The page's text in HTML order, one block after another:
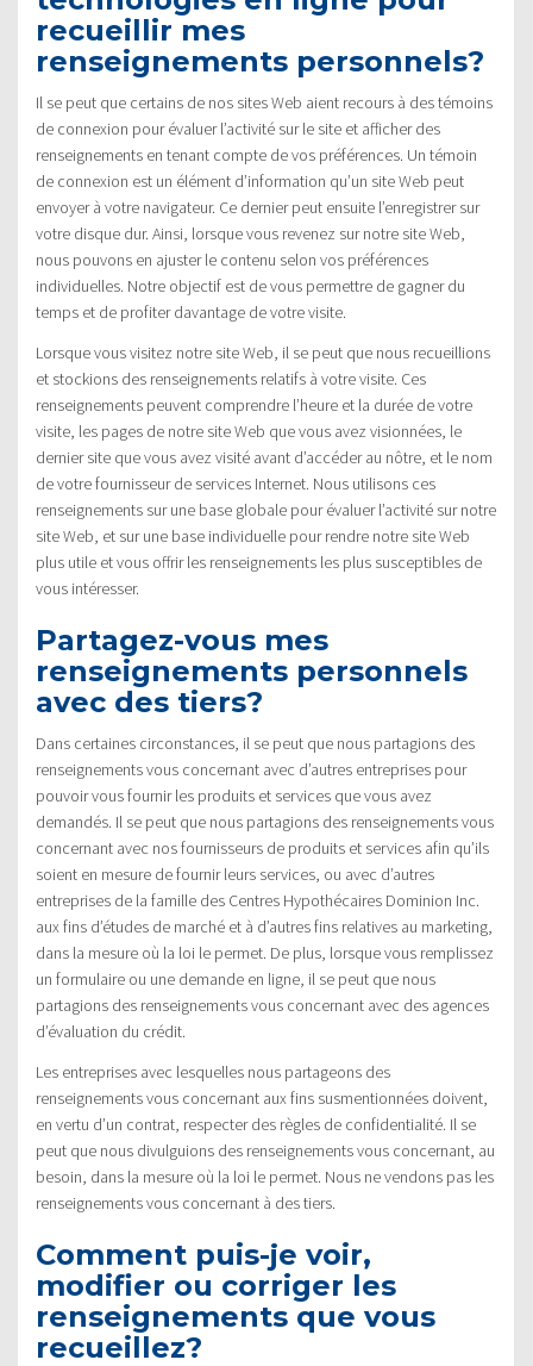
recueillir mes
renseignements personnels?
Il se peut que certains de nos sites Web aient recours à des témoins
de connexion pour évaluer l’activité sur le site et afficher des
renseignements en tenant compte de vos préférences. Un témoin
de connexion est un élément d’information qu’un site Web peut
envoyer à votre navigateur. Ce dernier peut ensuite l’enregistrer sur
votre disque dur. Ainsi, lorsque vous revenez sur notre site Web,
nous pouvons en ajuster le contenu selon vos préférences
individuelles. Notre objectif est de vous permettre de gagner du
temps et de profiter davantage de votre visite.
Lorsque vous visitez notre site Web, il se peut que nous recueillions
et stockions des renseignements relatifs à votre visite. Ces
renseignements peuvent comprendre l’heure et la durée de votre
visite, les pages de notre site Web que vous avez visionnées, le
dernier site que vous avez visité avant d’accéder au nôtre, et le nom
de votre fournisseur de services Internet. Nous utilisons ces
renseignements sur une base globale pour évaluer l’activité sur notre
site Web, et sur une base individuelle pour rendre notre site Web
plus utile et vous offrir les renseignements les plus susceptibles de
vous intéresser.
Partagez-vous mes
renseignements personnels
avec des tiers?
Dans certaines circonstances, il se peut que nous partagions des
renseignements vous concernant avec d’autres entreprises pour
pouvoir vous fournir les produits et services que vous avez
demandés. Il se peut que nous partagions des renseignements vous
concernant avec nos fournisseurs de produits et services afin qu’ils
soient en mesure de fournir leurs services, ou avec d’autres
entreprises de la famille des Centres Hypothécaires Dominion Inc.
aux fins d’études de marché et à d’autres fins relatives au marketing,
dans la mesure où la loi le permet. De plus, lorsque vous remplissez
un formulaire ou une demande en ligne, il se peut que nous
partagions des renseignements vous concernant avec des agences
d’évaluation du crédit.
Les entreprises avec lesquelles nous partageons des
renseignements vous concernant aux fins susmentionnées doivent,
en vertu d’un contrat, respecter des règles de confidentialité. Il se
peut que nous divulguions des renseignements vous concernant, au
besoin, dans la mesure où la loi le permet. Nous ne vendons pas les
renseignements vous concernant à des tiers.
Comment puis-je voir,
modifier ou corriger les
renseignements que vous
recueillez?